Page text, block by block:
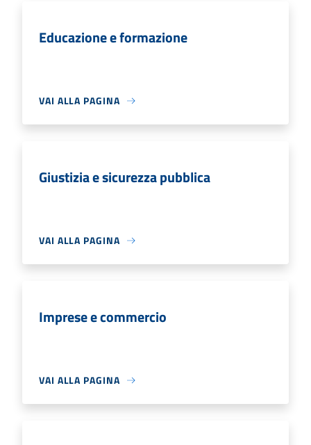
Educazione e formazione
VAI ALLA PAGINA
Giustizia e sicurezza pubblica
VAI ALLA PAGINA
Imprese e commercio
VAI ALLA PAGINA